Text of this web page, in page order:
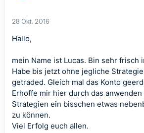
28 Okt. 2016
Hallo,
mein Name ist Lucas. Bin sehr frisch
Habe bis jetzt ohne jegliche
getraded. Gleich mal das Konto
Erhoffe mir hier durch das
Strategien ein bisschen etwas
zu können.
Viel Erfolg euch allen.